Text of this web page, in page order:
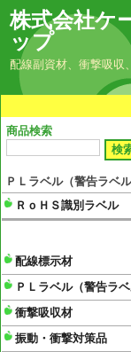
株式会社ケ
ップ
配線副資材、衝撃吸収
商品検索
ＰＬラベル（警告ラベル
ＲｏＨＳ識別ラベル
配線標示材
ＰＬラベル（警告ラベ
衝撃吸収材
振動・衝撃対策品